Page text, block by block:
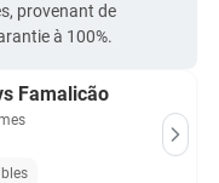
provenant de
à 100%.
Famalicão